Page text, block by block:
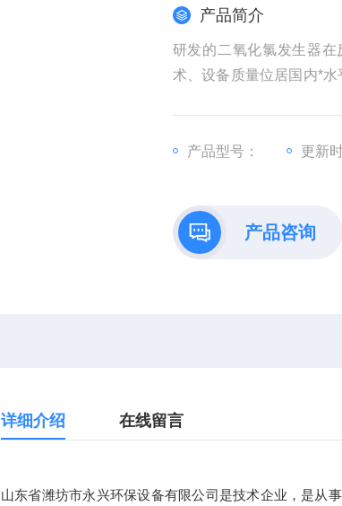
产品简介
研发的二氧化氯发生器
术、设备质量位居国内*
产品型号： 更新
产品咨询
详细介绍 在线留言
山东省潍坊市永兴环保设备有限公司是技术企业，是从